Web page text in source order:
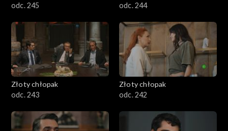
odc. 245
odc. 244
Złoty chłopak
odc. 243
Złoty chłopak
odc. 242